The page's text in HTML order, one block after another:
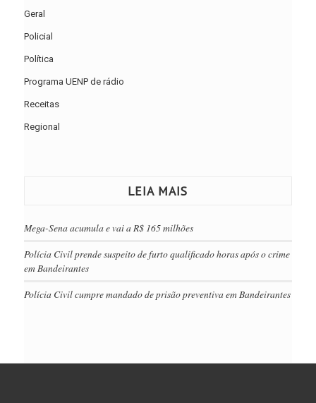
Geral
Policial
Política
Programa UENP de rádio
Receitas
Regional
LEIA MAIS
Mega-Sena acumula e vai a R$ 165 milhões
Polícia Civil prende suspeito de furto qualificado horas após o crime
em Bandeirantes
Polícia Civil cumpre mandado de prisão preventiva em Bandeirantes